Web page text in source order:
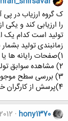
ک گروه ارزیاب در پی
را ارزیابی کند و
تولید است کدام یک
زمانبندی تولید
1)صفحات رایانه ها یا برگه های دستور کار در صورت جود mrp
2) مشاهده سوابق تولید در ئوره های پیشین
3) بررسی سطح موجودی
4)پرسش از کارگران خط تولید
hony1370